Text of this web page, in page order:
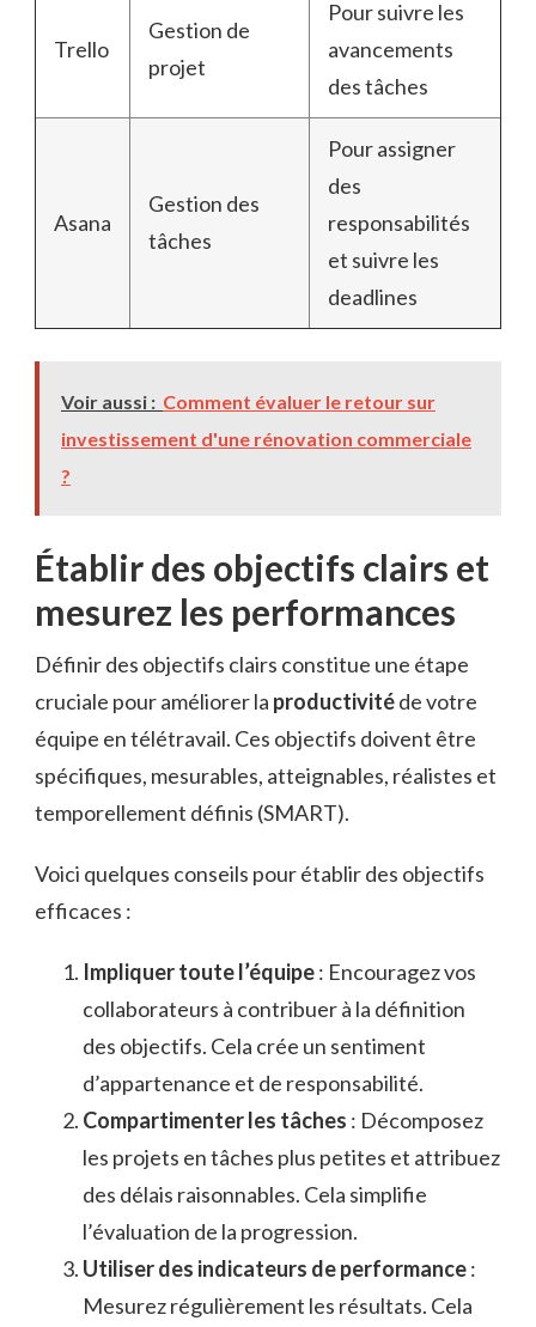
Trello
Gestion de
projet
Pour suivre les
avancements
des tâches
Asana
Gestion des
tâches
Pour assigner
des
responsabilités
et suivre les
deadlines
Voir aussi : Comment évaluer le retour sur
investissement d'une rénovation commerciale
?
Établir des objectifs clairs et
mesurez les performances
Définir des objectifs clairs constitue une étape
cruciale pour améliorer la productivitéde votre
équipe en télétravail. Ces objectifs doivent être
spécifiques, mesurables, atteignables, réalistes et
temporellement définis (SMART).
Voici quelques conseils pour établir des objectifs
efficaces :
Impliquer toute l’équipe: Encouragez vos
collaborateurs à contribuer à la définition
des objectifs. Cela crée un sentiment
d’appartenance et de responsabilité.
Compartimenter les tâches : Décomposez
les projets en tâches plus petites et attribuez
des délais raisonnables. Cela simplifie
l’évaluation de la progression.
Utiliser des indicateurs de performance:
Mesurez régulièrement les résultats. Cela